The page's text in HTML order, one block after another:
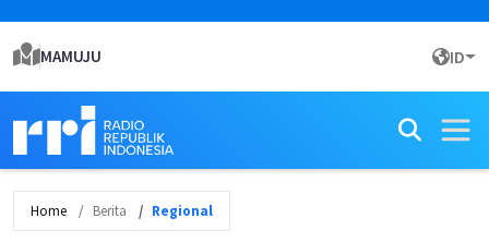
MAMUJU ID
Home Berita Regional